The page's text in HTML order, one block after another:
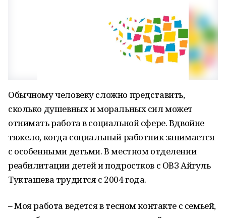
Обычному человеку сложно представить,
сколько душевных и моральных сил может
отнимать работа в социальной сфере. Вдвойне
тяжело, когда социальный работник занимается
с особенными детьми. В местном отделении
реабилитации детей и подростков с ОВЗ Айгуль
Тукташева трудится с 2004 года.
– Моя работа ведется в тесном контакте с семьей,